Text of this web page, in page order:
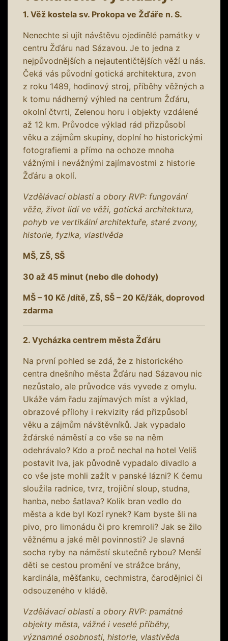
1. Věž kostela sv. Prokopa ve Žďáře n. S.
Nenechte si ujít návštěvu ojedinělé památky v
centru Žďáru nad Sázavou. Je to jedna z
nejpůvodnějších a nejautentičtějších věží u nás.
Čeká vás původní gotická architektura, zvon
z roku 1489, hodinový stroj, příběhy věžných a
k tomu nádherný výhled na centrum Žďáru,
okolní čtvrti, Zelenou horu i objekty vzdálené
až 12 km. Průvodce výklad rád přizpůsobí
věku a zájmům skupiny, doplní ho historickými
fotografiemi a přímo na ochoze mnoha
vážnými i nevážnými zajímavostmi z historie
Žďáru a okolí.
Vzdělávací oblasti a obory RVP: fungování
věže, život lidí ve věži, gotická architektura,
pohyb ve vertikální architektuře, staré zvony,
historie, fyzika, vlastivěda
MŠ, ZŠ, SŠ
30 až 45 minut (nebo dle dohody)
MŠ – 10 Kč /dítě, ZŠ, SŠ – 20 Kč/žák, doprovod
zdarma
2. Vycházka centrem města Žďáru
Na první pohled se zdá, že z historického
centra dnešního města Žďáru nad Sázavou nic
nezůstalo, ale průvodce vás vyvede z omylu.
Ukáže vám řadu zajímavých míst a výklad,
obrazové přílohy i rekvizity rád přizpůsobí
věku a zájmům návštěvníků. Jak vypadalo
žďárské náměstí a co vše se na něm
odehrávalo? Kdo a proč nechal na hotel Veliš
postavit lva, jak původně vypadalo divadlo a
co vše jste mohli zažít v panské lázni? K čemu
sloužila radnice, tvrz, trojiční sloup, studna,
hanba, nebo šatlava? Kolik bran vedlo do
města a kde byl Kozí rynek? Kam byste šli na
pivo, pro limonádu či pro kremroli? Jak se žilo
věžnému a jaké měl povinnosti? Je slavná
socha ryby na náměstí skutečně rybou? Menší
děti se cestou promění ve strážce brány,
kardinála, měšťanku, cechmistra, čarodějnici či
odsouzeného v kládě.
Vzdělávací oblasti a obory RVP: památné
objekty města, vážné i veselé příběhy,
významné osobnosti, historie, vlastivěda